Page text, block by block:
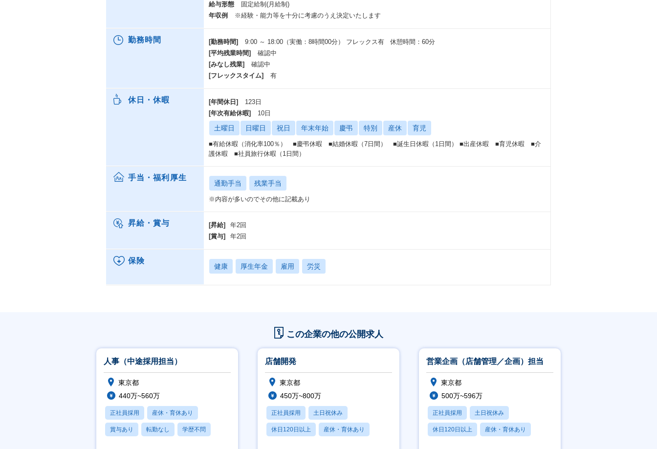
・ ご両家食事会制度
・ オフィス内禁煙
・ 社員旅行（年1回）
・ KANO MONJA AWARD
・ バーベキュー
・ 新入社員歓迎会
・ 誕生日会
・ アルバイト卒業式
・ キャベツ農園研修 など
・ 豊洲市場研修
給与形態
固定給制(月給制)
年収例
※経験・能力等を十分に考慮のうえ決定いたします
勤務時間 [勤務時間]
9:00 ～ 18:00（実働：8時間00分） フレックス有 休憩時間：60分
[平均残業時間]
確認中
[みなし残業]
確認中
[フレックスタイム]
有
休日・休暇 [年間休日]
123日
[年次有給休暇]
10日
土曜日 日曜日 祝日 年末年始 慶弔 特別 産休 育児
■有給休暇（消化率100％） ■慶弔休暇 ■結婚休暇（7日間） ■誕生日休暇（1日間） ■出産休暇 ■育児休暇 ■介
護休暇 ■社員旅行休暇（1日間）
手当・福利厚生
通勤手当 残業手当
※内容が多いのでその他に記載あり
昇給・賞与 [昇給]
年2回
[賞与]
年2回
保険
健康 厚生年金 雇用 労災
この企業の他の公開求人
人事（中途採用担当）
東京都
440万~560万
正社員採用 産休・育休あり
賞与あり 転勤なし 学歴不問
店舗開発
東京都
450万~800万
正社員採用 土日祝休み
休日120日以上 産休・育休あり
営業企画（店舗管理／企画）担当
東京都
500万~596万
正社員採用 土日祝休み
休日120日以上 産休・育休あり